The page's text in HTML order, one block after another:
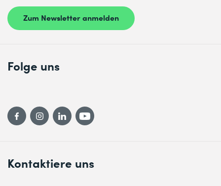
Zum Newsletter anmelden
Kontaktiere uns
Folge uns